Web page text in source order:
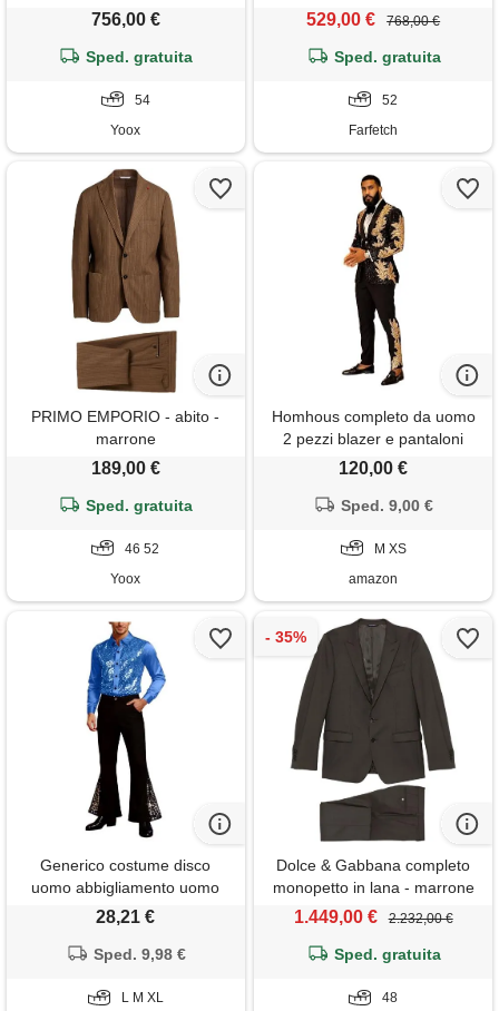
756,00 €
Sped. gratuita
54
Yoox
529,00 € 768,00 €
Sped. gratuita
52
Farfetch
PRIMO EMPORIO - abito -
marrone
189,00 €
Sped. gratuita
46 52
Yoox
Homhous completo da uomo
2 pezzi blazer e pantaloni
nero con applique verde
oro, xs
120,00 €
Sped. 9,00 €
M XS
amazon
Generico costume disco
uomo abbigliamento uomo
anni 70 vestito outfit da
party camicia vintage e
pailettes abbigliamento da
28,21 €
Sped. 9,98 €
L M XL
Dolce & Gabbana completo
monopetto in lana - marrone
1.449,00 € 2.232,00 €
Sped. gratuita
48